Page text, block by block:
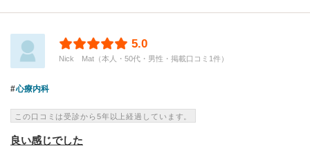
5.0
Nick Mat（本人・50代・男性・掲載口コミ1件）
心療内科
この口コミは受診から5年以上経過しています。
良い感じでした